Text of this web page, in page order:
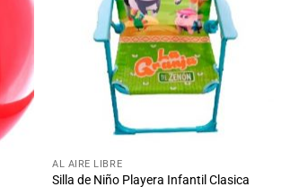
deseos
AL AIRE LIBRE
Silla de Niño Playera Infantil Clasica